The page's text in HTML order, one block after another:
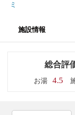
ミ
施設情報
総合評
お湯 4.5